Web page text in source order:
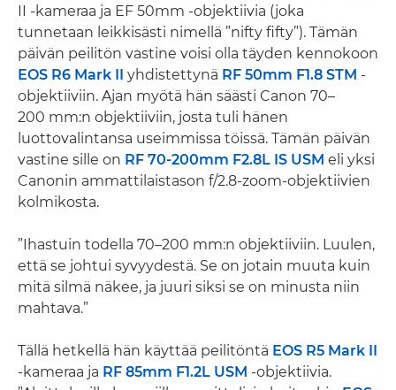
II -kameraa ja EF 50mm -objektiivia (joka
tunnetaan leikkisästi nimellä ”nifty fifty”). Tämän
päivän peilitön vastine voisi olla täyden kennokoon
EOS R6 Mark II yhdistettynä RF 50mm F1.8 STM -
objektiiviin. Ajan myötä hän säästi Canon 70–
200 mm:n objektiiviin, josta tuli hänen
luottovalintansa useimmissa töissä. Tämän päivän
vastine sille on RF 70-200mm F2.8L IS USM eli yksi
Canonin ammattilaistason f/2.8-zoom-objektiivien
kolmikosta.
”Ihastuin todella 70–200 mm:n objektiiviin. Luulen,
että se johtui syvyydestä. Se on jotain muuta kuin
mitä silmä näkee, ja juuri siksi se on minusta niin
mahtava.”
Tällä hetkellä hän käyttää peilitöntä EOS R5 Mark II
-kameraa ja RF 85mm F1.2L USM -objektiivia.